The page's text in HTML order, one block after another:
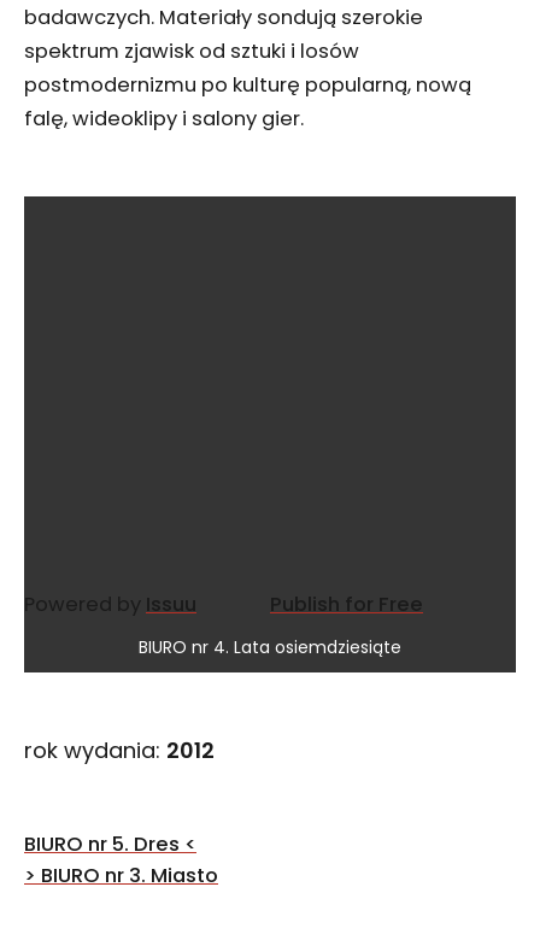
badawczych. Materiały sondują szerokie
spektrum zjawisk od sztuki i losów
postmodernizmu po kulturę popularną, nową
falę, wideoklipy i salony gier.
Powered by Issuu Publish for Free
BIURO nr 4. Lata osiemdziesiąte
rok wydania: 2012
Nawigacja
wpisu
BIURO nr 5. Dres <
> BIURO nr 3. Miasto